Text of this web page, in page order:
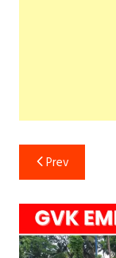
Post
navigation
Prev